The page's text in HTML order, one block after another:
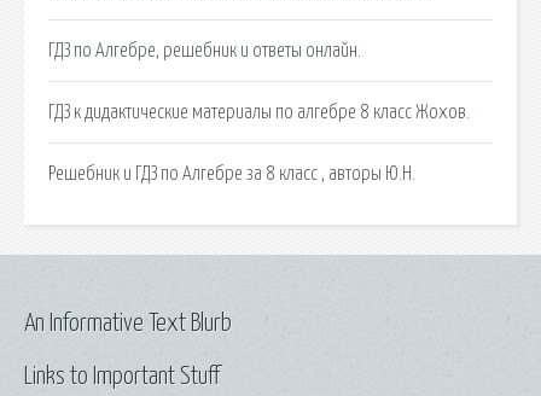
ГДЗ по Алгебре, решебник и ответы онлайн.
ГДЗ к дидактические материалы по алгебре 8 класс Жохов.
Решебник и ГДЗ по Алгебре за 8 класс , авторы Ю.Н.
Links to Important Stuff
An Informative Text Blurb